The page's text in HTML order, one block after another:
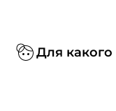
Для какого